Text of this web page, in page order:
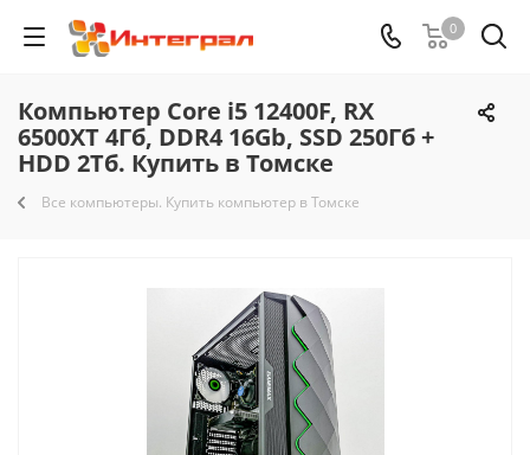
0
Компьютер Core i5 12400F, RX
6500XT 4Гб, DDR4 16Gb, SSD 250Гб +
HDD 2Тб. Купить в Томске
Все компьютеры. Купить компьютер в Томске